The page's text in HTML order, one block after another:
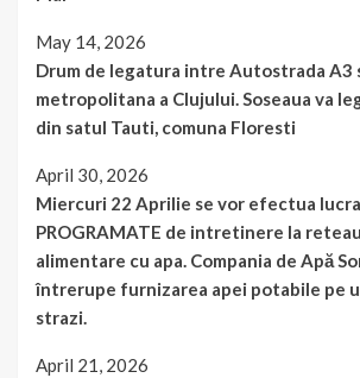
May 14, 2026
Drum de legatura intre Autostrada A3
metropolitana a Clujului. Soseaua va
din satul Tauti, comuna Floresti
April 30, 2026
Miercuri 22 Aprilie se vor efectua
PROGRAMATE de intretinere la
alimentare cu apa. Compania de Apă
întrerupe furnizarea apei potabile pe
strazi.
April 21, 2026